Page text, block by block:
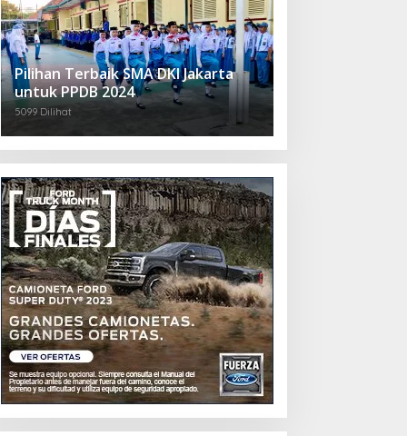
Pilihan Terbaik SMA DKI Jakarta
untuk PPDB 2024
5099 Dilihat